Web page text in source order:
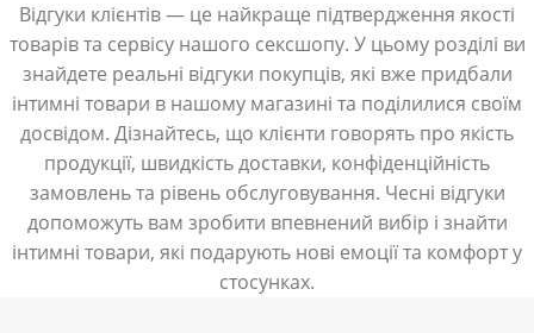
Відгуки клієнтів — це найкраще підтвердження якості
товарів та сервісу нашого сексшопу. У цьому розділі ви
знайдете реальні відгуки покупців, які вже придбали
інтимні товари в нашому магазині та поділилися своїм
досвідом. Дізнайтесь, що клієнти говорять про якість
продукції, швидкість доставки, конфіденційність
замовлень та рівень обслуговування. Чесні відгуки
допоможуть вам зробити впевнений вибір і знайти
інтимні товари, які подарують нові емоції та комфорт у
стосунках.